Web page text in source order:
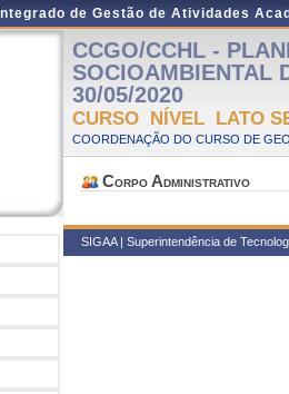
de Gestão de Atividades
CCGO/CCHL -
SOCIOAMBIENTAL
30/05/2020
CURSO NÍVEL LATO
COORDENAÇÃO DO CURSO DE
Corpo Administrativo
SIGAA | Superintendência de